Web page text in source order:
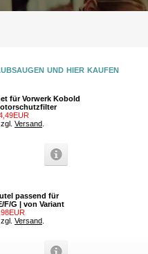
und hier kaufen
für Vorwerk Kobold
Versand
passend für
F/G | von Variant
Versand